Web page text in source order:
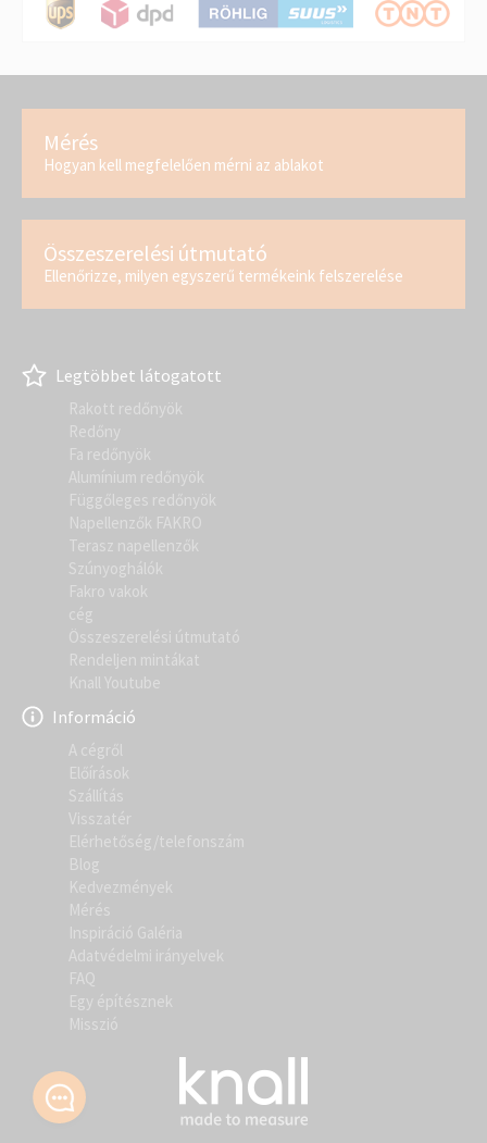
Mérés
Hogyan kell megfelelően mérni az ablakot
Összeszerelési útmutató
Ellenőrizze, milyen egyszerű termékeink felszerelése
Legtöbbet látogatott
Rakott redőnyök
Redőny
Fa redőnyök
Alumínium redőnyök
Függőleges redőnyök
Napellenzők FAKRO
Terasz napellenzők
Szúnyoghálók
Fakro vakok
cég
Összeszerelési útmutató
Rendeljen mintákat
Knall Youtube
Információ
A cégről
Előírások
Szállítás
Visszatér
Elérhetőség/telefonszám
Blog
Kedvezmények
Mérés
Inspiráció Galéria
Adatvédelmi irányelvek
FAQ
Egy építésznek
Misszió